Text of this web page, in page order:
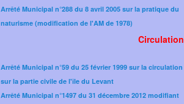
Arrêté Municipal n°288 du 8 avril 2005 sur la pratique du
naturisme (modification de l'AM de 1978)​
Circulation
Arrêté Municipal n°59 du 25 février 1999 sur la circulation
sur la partie civile de l'île du Levant
Arrêté Municipal n°1497 du 31 décembre 2012 modifiant